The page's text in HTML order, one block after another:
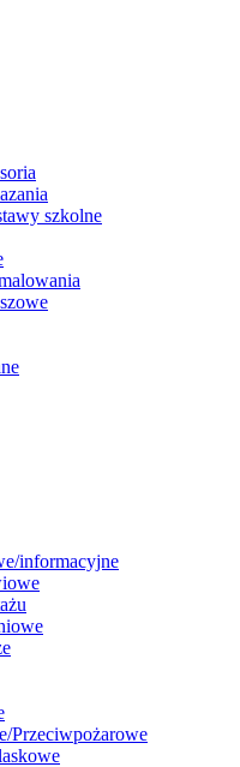
szkolne
informacyjne
Przeciwpożarowe